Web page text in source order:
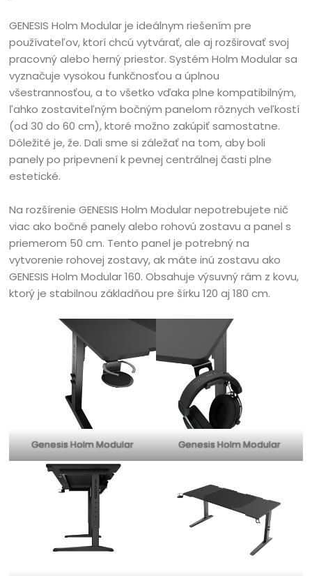
GENESIS Holm Modular je ideálnym riešením pre
používateľov, ktorí chcú vytvárať, ale aj rozširovať svoj
pracovný alebo herný priestor. Systém Holm Modular sa
vyznačuje vysokou funkčnosťou a úplnou
všestrannosťou, a to všetko vďaka plne kompatibilným,
ľahko zostaviteľným bočným panelom rôznych veľkostí
(od 30 do 60 cm), ktoré možno zakúpiť samostatne.
Dôležité je, že. Dali sme si záležať na tom, aby boli
panely po pripevnení k pevnej centrálnej časti plne
estetické.
Na rozšírenie GENESIS Holm Modular nepotrebujete nič
viac ako bočné panely alebo rohovú zostavu a panel s
priemerom 50 cm. Tento panel je potrebný na
vytvorenie rohovej zostavy, ak máte inú zostavu ako
GENESIS Holm Modular 160. Obsahuje výsuvný rám z kovu,
ktorý je stabilnou základňou pre šírku 120 aj 180 cm.
Genesis Holm Modular Genesis Holm Modular